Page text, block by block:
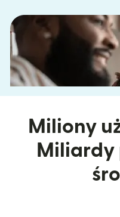
Miliony
Miliardy